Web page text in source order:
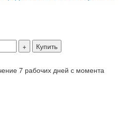
Купить
7 рабочих дней с момента